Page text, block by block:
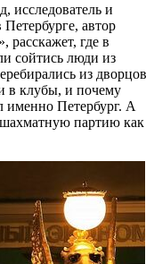
исследователь и
автор
расскажет, где в
сойтись люди из
из дворцов
в клубы, и почему
именно Петербург. А
партию как